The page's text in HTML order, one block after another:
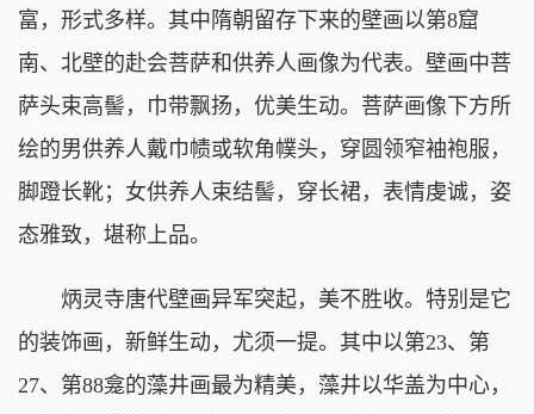
富，形式多样。其中隋朝留存下来的壁画以第8窟
南、北壁的赴会菩萨和供养人画像为代表。壁画中菩
萨头束高髻，巾带飘扬，优美生动。菩萨画像下方所
绘的男供养人戴巾帻或软角幞头，穿圆领窄袖袍服，
脚蹬长靴；女供养人束结髻，穿长裙，表情虔诚，姿
态雅致，堪称上品。
炳灵寺唐代壁画异军突起，美不胜收。特别是它
的装饰画，新鲜生动，尤须一提。其中以第23、第
27、第88龛的藻井画最为精美，藻井以华盖为中心，